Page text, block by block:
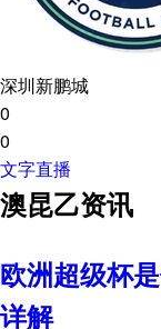
深圳新鹏城
0
0
文字直播
澳昆乙资讯
欧洲超级杯
详解